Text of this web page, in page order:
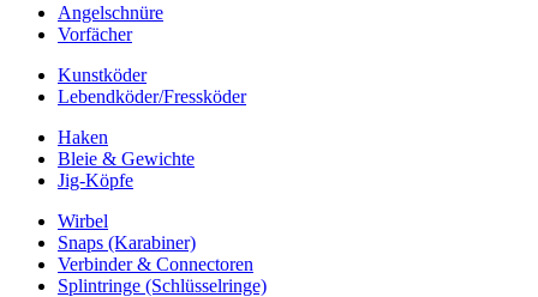
Angelschnüre
Vorfächer
Kunstköder
Lebendköder/Fressköder
Haken
Bleie & Gewichte
Jig-Köpfe
Wirbel
Snaps (Karabiner)
Verbinder & Connectoren
Splintringe (Schlüsselringe)